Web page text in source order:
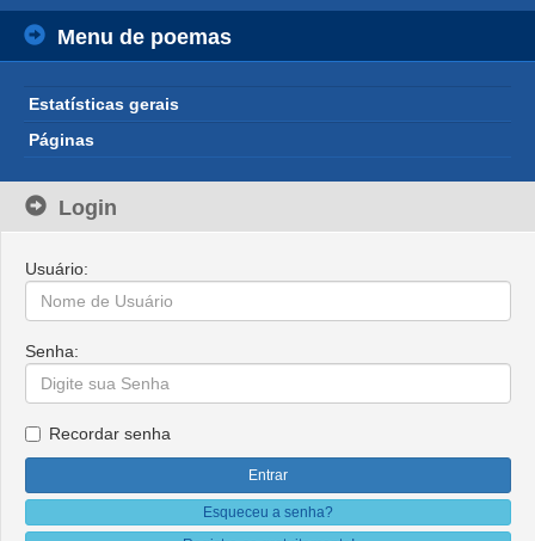
Menu de poemas
Estatísticas gerais
Páginas
Login
Usuário:
Senha:
Recordar senha
Esqueceu a senha?